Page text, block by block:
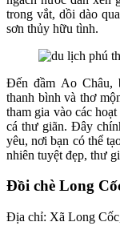
trong vắt, dồi dào
sơn thủy hữu tình.
Đến đầm Ao Châu,
thanh bình và thơ
tham gia vào các
cá thư giãn. Đây
yêu, nơi bạn có thể
nhiên tuyệt đẹp, thư
Đồi chè Long
Địa chỉ: Xã Long